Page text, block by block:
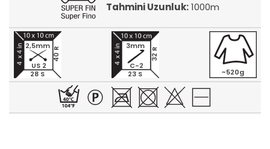
Tahmini Uzunluk:1000m
28 S
40 R
2,5mm
US 2
23 S
32 R
3mm
C-2
~520g